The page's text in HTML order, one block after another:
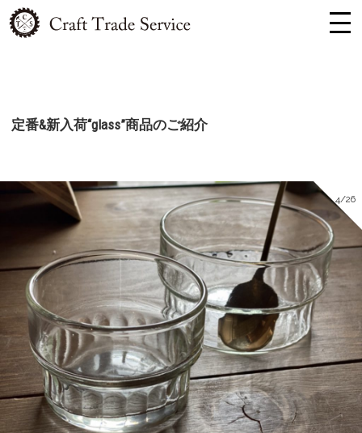
定番&新入荷“glass”商品のご紹介
4/26